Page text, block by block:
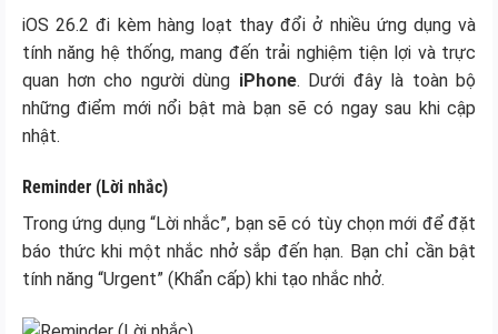
iOS 26.2 đi kèm hàng loạt thay đổi ở nhiều ứng dụng và
tính năng hệ thống, mang đến trải nghiệm tiện lợi và trực
quan hơn cho người dùng iPhone. Dưới đây là toàn bộ
những điểm mới nổi bật mà bạn sẽ có ngay sau khi cập
nhật.
Reminder (Lời nhắc)
Trong ứng dụng “Lời nhắc”, bạn sẽ có tùy chọn mới để đặt
báo thức khi một nhắc nhở sắp đến hạn. Bạn chỉ cần bật
tính năng “Urgent” (Khẩn cấp) khi tạo nhắc nhở.